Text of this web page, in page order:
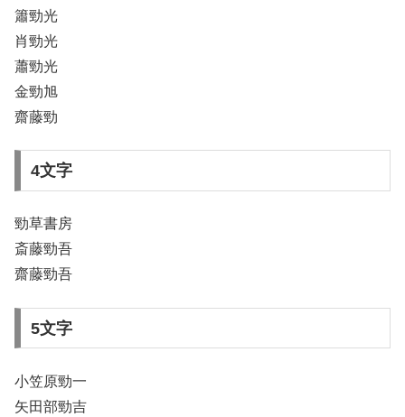
簫勁光
肖勁光
蕭勁光
金勁旭
齋藤勁
4文字
勁草書房
斎藤勁吾
齋藤勁吾
5文字
小笠原勁一
矢田部勁吉